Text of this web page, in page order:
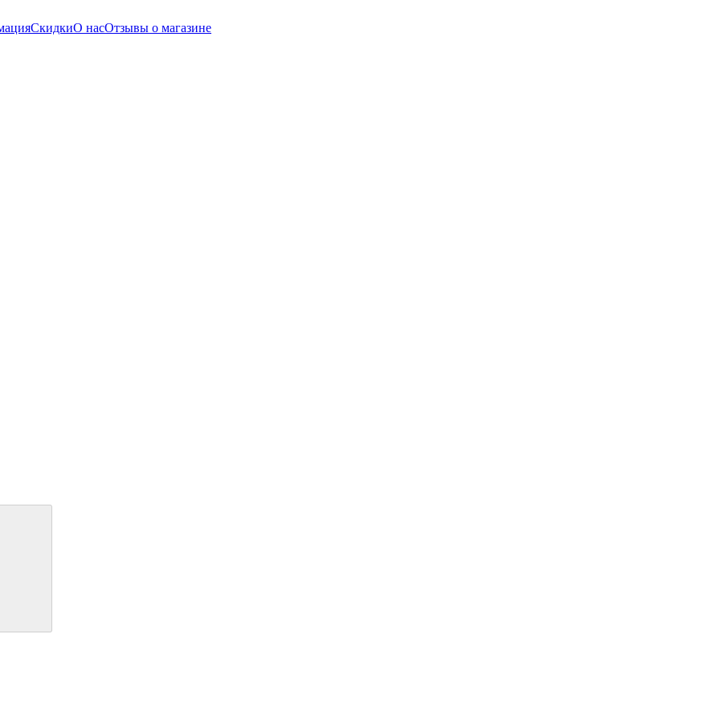
СкидкиО насОтзывы о магазине